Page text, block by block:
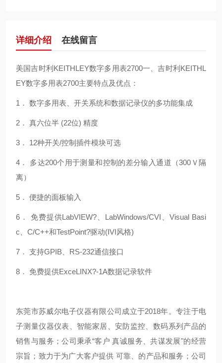
详细介绍 在线留言
美国吉时利KEITHLEY数字多用表2700一、吉时利KEITHL
EY数字多用表2700主要特点及优点：
1． 数字多用表、开关系统和数据记录仪的多功能集成
2． 真六位半 (22位) 精度
3． 12种开关/控制插件模块可选
4． 多达200个用于测量和控制的差分输入通道（300Ｖ隔
离）
5． 便捷的面板输入
6． 免费提供LabVIEW?、LabWindows/CVI、Visual Basi
c、C/C++和TestPoint?驱动(IVI风格)
7． 支持GPIB、RS-232通信接口
8． 免费提供ExceLINX?-1A数据记录软件
东莞市苏威尔电子仪器有限公司成立于2018年。专注于电
子测量仪器仪表、智能家居、安防监控、数码系列产品的
销售与服务；公司秉承“客户 真诚服务、共谋发展"的经营
宗旨；致力于为广大客户提供 可靠、的产品和服务；公司